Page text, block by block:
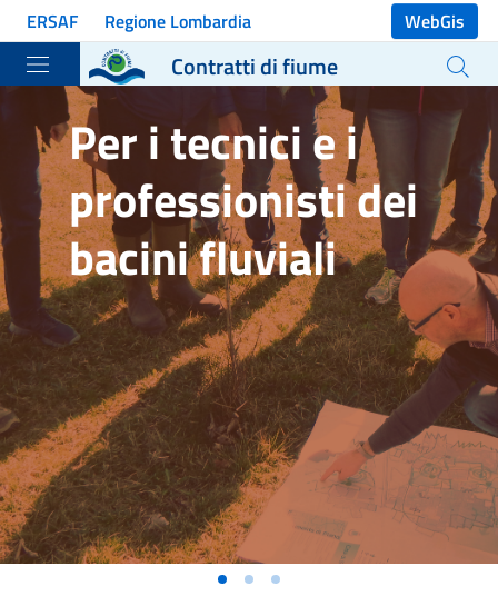
Vai ai contenuti
Vai al menu di navigazione
Vai al footer
ERSAF Regione Lombardia WebGis
Contratti di fiume
Per i tecnici e i
professionisti dei
bacini fluviali